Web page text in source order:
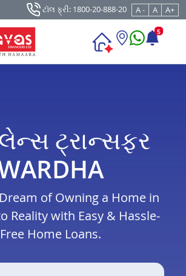
ટૉલ ફ્રી: 1800-20-888-20 A - A A+
5
ટ્રાન્સફર
of Owning a Home in
Reality with Easy & Hassle-
Free Home Loans.